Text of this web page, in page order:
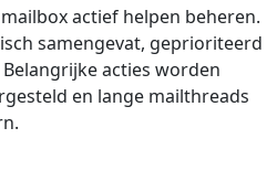
actief helpen beheren.
samengevat, geprioriteerd
acties worden
en lange mailthreads